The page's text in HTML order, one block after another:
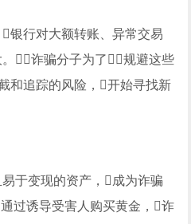
银行对大额转账、异常交易
诈骗分子为了规避这些
和追踪的风险，开始寻找新
于变现的资产，成为诈骗
过诱导受害人购买黄金，诈